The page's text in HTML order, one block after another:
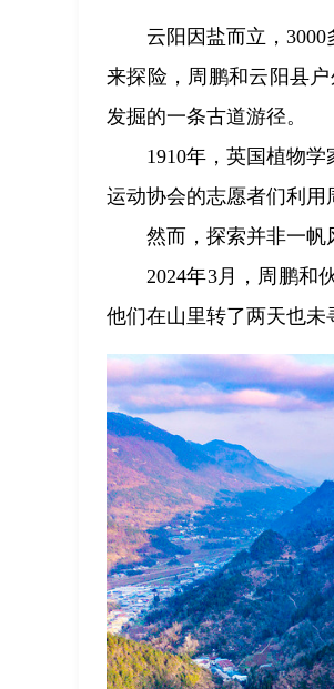
云阳因盐而立，
来探险，周鹏和云阳县
发掘的一条古道游径。
1910年，英国植物
运动协会的志愿者们利用
然而，探索并非一帆
2024年3月，周鹏和
他们在山里转了两天也未